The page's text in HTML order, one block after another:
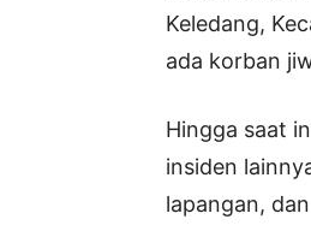
Keledang,
ada korban
Hingga saat
insiden
lapangan,